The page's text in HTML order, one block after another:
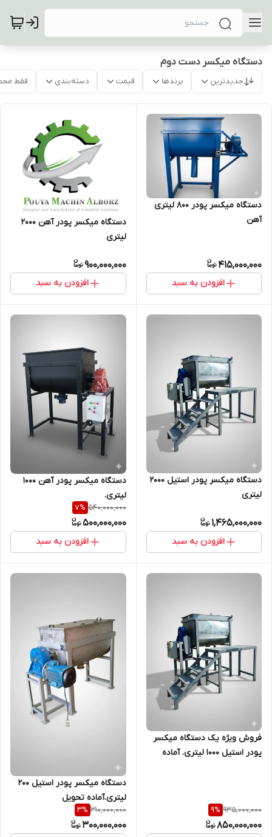
دستگاه میکسر دست دوم
جدیدترین برندها قیمت دسته‌بندی فقط
دستگاه میکسر پودر 800 لیتری
آهن
415,000,000
افزودن به سبد
دستگاه میکسر پودر آهن 2000
لیتری
900,000,000
افزودن به سبد
دستگاه میکسر پودر استیل 2000
لیتری
1,465,000,000
افزودن به سبد
دستگاه میکسر پودر آهن 1000
لیتری.
540,000,000
7%
500,000,000
افزودن به سبد
فروش ویژه یک دستگاه میکسر
پودر استیل 1000 لیتری. آماده
935,000,000
9%
850,000,000
دستگاه میکسر پودر استیل 200
لیتری.آماده تحویل
310,000,000
3%
300,000,000